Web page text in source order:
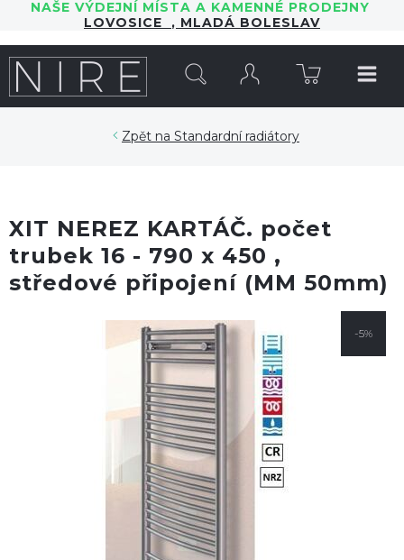
NAŠE VÝDEJNÍ MÍSTA A KAMENNÉ PRODEJNY
LOVOSICE , MLADÁ BOLESLAV
Standardní radiátory
XIT NEREZ KARTÁČ. počet
trubek 16 - 790 x 450 ,
středové připojení (MM 50mm)
-5%